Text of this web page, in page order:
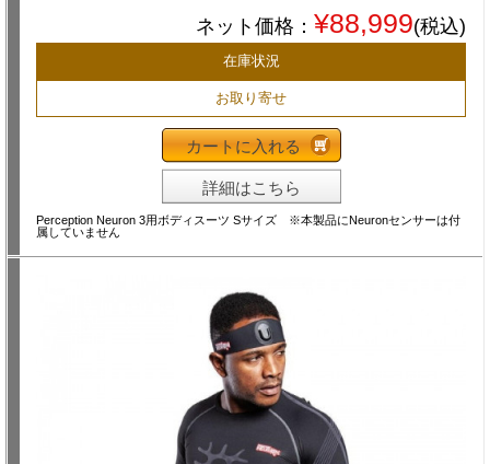
ネット価格： ¥88,999(税込)
在庫状況
お取り寄せ
カートに入れる
詳細はこちら
Perception Neuron 3用ボディスーツ Sサイズ ※本製品にNeuronセンサーは付
属していません